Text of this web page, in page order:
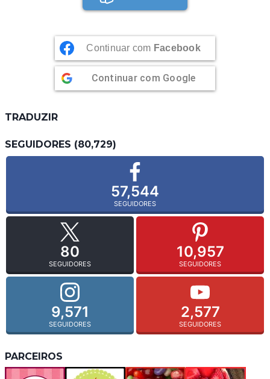
Continuar com Facebook
Continuar com Google
TRADUZIR
SEGUIDORES (80,729)
57,544
SEGUIDORES
80
SEGUIDORES
10,957
SEGUIDORES
9,571
SEGUIDORES
2,577
SEGUIDORES
PARCEIROS